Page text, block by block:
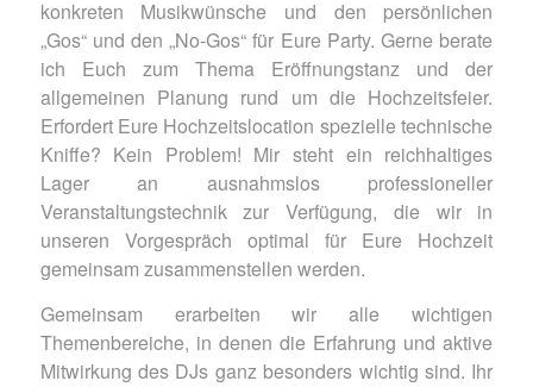
konkreten Musikwünsche und den persönlichen
„Gos“ und den „No-Gos“ für Eure Party. Gerne berate
ich Euch zum Thema Eröffnungstanz und der
allgemeinen Planung rund um die Hochzeitsfeier.
Erfordert Eure Hochzeitslocation spezielle technische
Kniffe? Kein Problem! Mir steht ein reichhaltiges
Lager an ausnahmslos professioneller
Veranstaltungstechnik zur Verfügung, die wir in
unseren Vorgespräch optimal für Eure Hochzeit
gemeinsam zusammenstellen werden.
Gemeinsam erarbeiten wir alle wichtigen
Themenbereiche, in denen die Erfahrung und aktive
Mitwirkung des DJs ganz besonders wichtig sind. Ihr